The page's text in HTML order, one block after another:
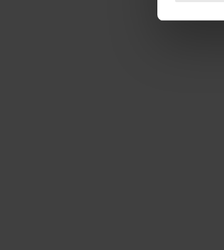
We
media,